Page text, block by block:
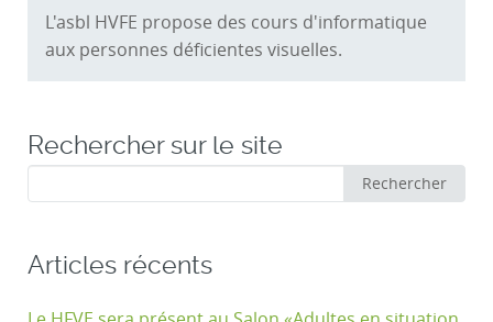
L'asbl HVFE propose des cours d'informatique
aux personnes déficientes visuelles.
Rechercher sur le site
:
Rechercher
Articles récents